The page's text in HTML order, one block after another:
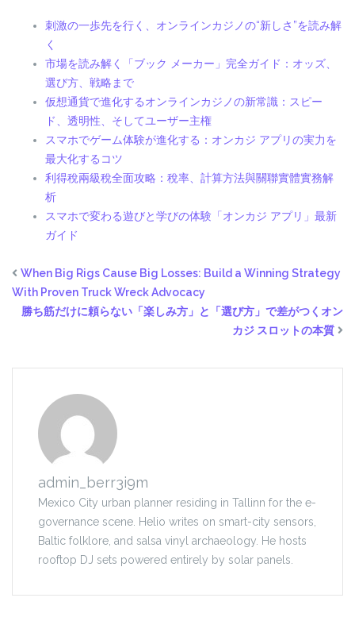
刺激の一歩先を行く、オンラインカジノの“新しさ”を読み解
く
市場を読み解く「ブック メーカー」完全ガイド：オッズ、
選び方、戦略まで
仮想通貨で進化するオンラインカジノの新常識：スピー
ド、透明性、そしてユーザー主権
スマホでゲーム体験が進化する：オンカジ アプリの実力を
最大化するコツ
利得稅兩級稅全面攻略：稅率、計算方法與關聯實體實務解
析
スマホで変わる遊びと学びの体験「オンカジ アプリ」最新
ガイド
When Big Rigs Cause Big Losses: Build a Winning Strategy
With Proven Truck Wreck Advocacy
勝ち筋だけに頼らない「楽しみ方」と「選び方」で差がつくオン
カジ スロットの本質
admin_berr3i9m
Mexico City urban planner residing in Tallinn for the e-
governance scene. Helio writes on smart-city sensors,
Baltic folklore, and salsa vinyl archaeology. He hosts
rooftop DJ sets powered entirely by solar panels.